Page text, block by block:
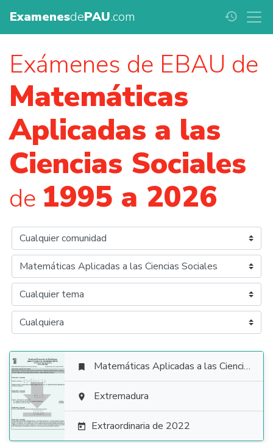
ExamenesdePAU.com history
Exámenes de EBAU de
Matemáticas
Aplicadas a las
Ciencias Sociales
de 1995 a 2026

 Matemáticas Aplicadas a las Ciencias Sociales
 Extremadura
 Extraordinaria de 2022